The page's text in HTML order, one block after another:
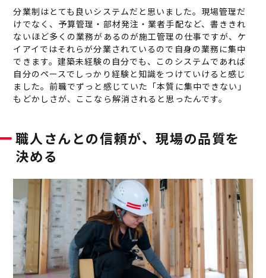
分業制はとても良いシステムだと思いました。現場管理だ
けでなく、予算管理・部材発注・業者手配など、書ききれ
ないほど多くの業務があるのが施工管理の仕事ですが、ケ
イアイではそれらが分業されているので自身の業務に集中
できます。建築未経験の自分でも、このシステムであれば
自分のペースでしっかり経験と知識をつけていけると感じ
ました。前職でずっと感じていた「本質に集中できない」
もどかしさが、ここなら解消されると思ったんです。
職人さんとの信頼が、現場の品質を
決める